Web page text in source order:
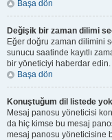
Başa dön
Değişik bir zaman dilimi
Eğer doğru zaman dilimini
sunucu saatinde kayıtlı
bir yöneticiyi haberdar edin.
Başa dön
Konuştuğum dil listede
Mesaj panosu yöneticisi
da hiç kimse bu mesaj
mesaj panosu yöneticisine